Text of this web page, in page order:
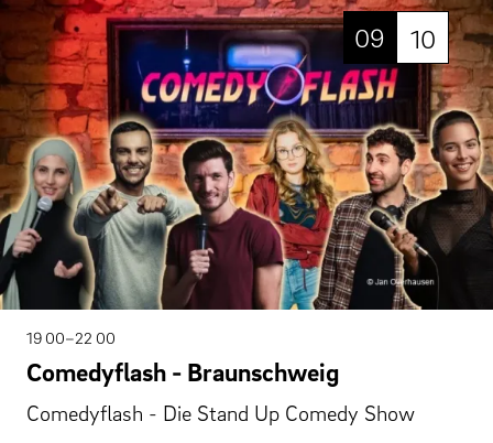
09 10
19 00–22 00
Comedyflash - Braunschweig
Comedyflash - Die Stand Up Comedy Show